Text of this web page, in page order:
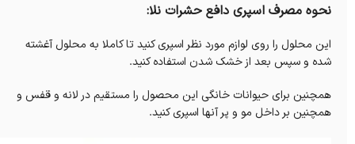
نحوه مصرف اسپری دافع حشرات نلا:
این محلول را روی لوازم مورد نظر اسپری کنید تا کاملا به محلول آغشته
شده و سپس بعد از خشک شدن استفاده کنید.
همچنین برای حیوانات خانگی این محصول را مستقیم در لانه و قفس و
همچنین بر داخل مو و پر آنها اسپری کنید.